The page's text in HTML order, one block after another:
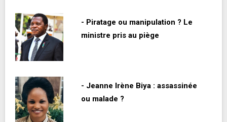
- Piratage ou manipulation ? Le
ministre pris au piège
- Jeanne Irène Biya : assassinée
ou malade ?